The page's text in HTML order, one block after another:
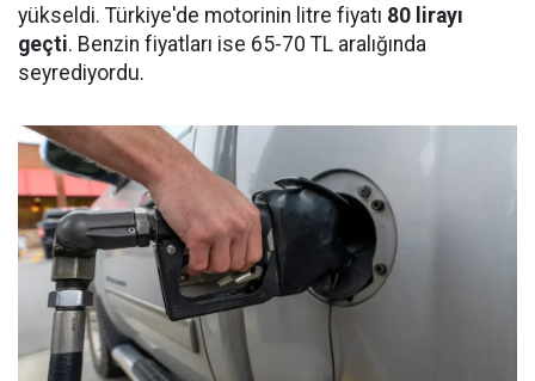
yükseldi. Türkiye'de motorinin litre fiyatı 80 lirayı
geçti. Benzin fiyatları ise 65-70 TL aralığında
seyrediyordu.